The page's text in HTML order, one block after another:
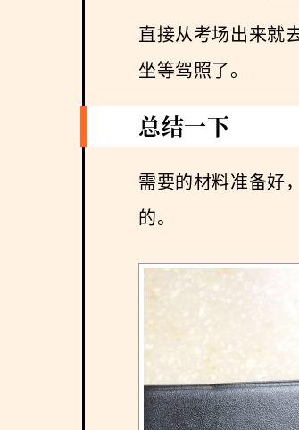
直接从考场出来就
坐等驾照了。
总结一下
需要的材料准备好
的。